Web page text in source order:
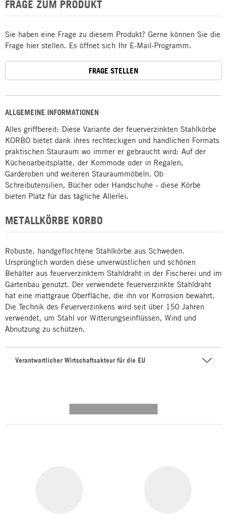
ALLGEMEINE INFORMATIONEN
Alles griffbereit: Diese Variante der feuerverzinkten Stahlkörbe
KORBO bietet dank ihres rechteckigen und handlichen Formats
praktischen Stauraum wo immer er gebraucht wird: Auf der
Küchenarbeitsplatte, der Kommode oder in Regalen,
Garderoben und weiteren Stauraummöbeln. Ob
Schreibutensilien, Bücher oder Handschuhe - diese Körbe
bieten Platz für das tägliche Allerlei.
METALLKÖRBE KORBO
Robuste, handgeflochtene Stahlkörbe aus Schweden.
Ursprünglich wurden diese unverwüstlichen und schönen
Behälter aus feuerverzinktem Stahldraht in der Fischerei und im
Gartenbau genutzt. Der verwendete feuerverzinkte Stahldraht
hat eine mattgraue Oberfläche, die ihn vor Korrosion bewahrt.
Die Technik des Feuerverzinkens wird seit über 150 Jahren
verwendet, um Stahl vor Witterungseinflüssen, Wind und
Abnutzung zu schützen.
Verantwortlicher Wirtschaftsakteur für die EU
FRAGE ZUM PRODUKT
Sie haben eine Frage zu diesem Produkt? Gerne können Sie die
Frage hier stellen. Es öffnet sich Ihr E-Mail-Programm.
FRAGE STELLEN